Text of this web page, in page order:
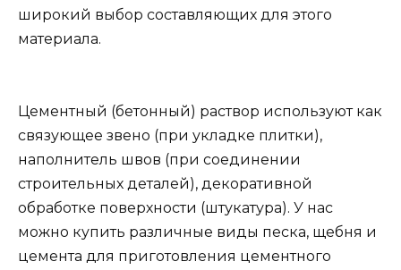
широкий выбор составляющих для этого
материала.
Цементный (бетонный) раствор используют как
связующее звено (при укладке плитки),
наполнитель швов (при соединении
строительных деталей), декоративной
обработке поверхности (штукатура). У нас
можно купить различные виды песка, щебня и
цемента для приготовления цементного